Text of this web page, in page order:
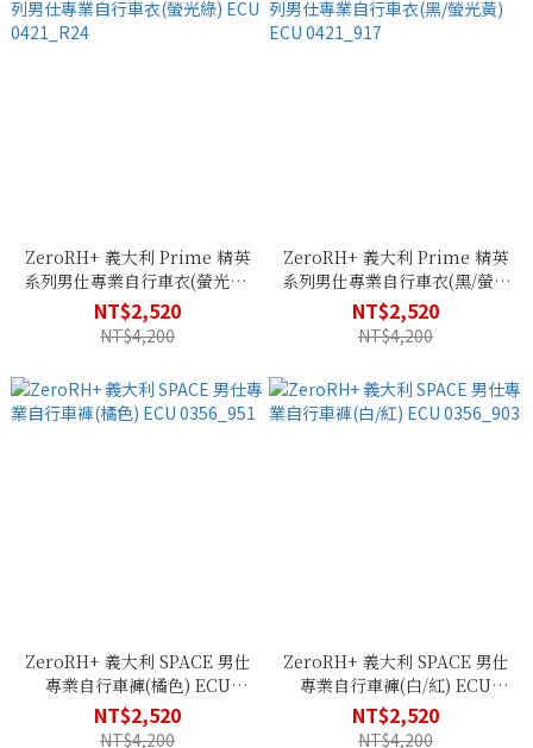
ZeroRH+ 義大利 Prime 精英
系列男仕專業自行車衣(螢光綠)
ECU 0421_R24
NT$2,520
NT$4,200
ZeroRH+ 義大利 Prime 精英
系列男仕專業自行車衣(黑/螢光
黃) ECU 0421_917
NT$2,520
NT$4,200
ZeroRH+ 義大利 SPACE 男仕
專業自行車褲(橘色) ECU
0356_951
NT$2,520
NT$4,200
ZeroRH+ 義大利 SPACE 男仕
專業自行車褲(白/紅) ECU
0356_903
NT$2,520
NT$4,200